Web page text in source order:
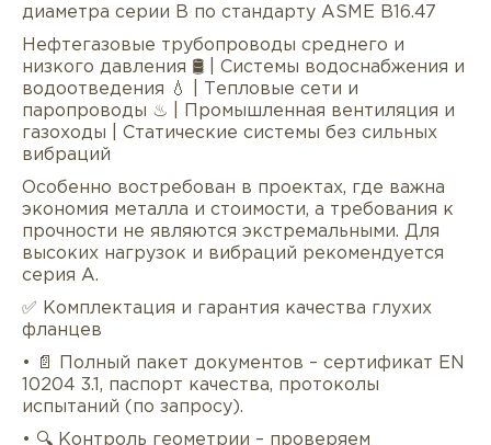
диаметра серии B по стандарту ASME B16.47
Нефтегазовые трубопроводы среднего и
низкого давления 🛢 | Системы водоснабжения и
водоотведения 💧 | Тепловые сети и
паропроводы ♨ | Промышленная вентиляция и
газоходы | Статические системы без сильных
вибраций
Особенно востребован в проектах, где важна
экономия металла и стоимости, а требования к
прочности не являются экстремальными. Для
высоких нагрузок и вибраций рекомендуется
серия A.
✅ Комплектация и гарантия качества глухих
фланцев
• 📄 Полный пакет документов – сертификат EN
10204 3.1, паспорт качества, протоколы
испытаний (по запросу).
• 🔍 Контроль геометрии – проверяем